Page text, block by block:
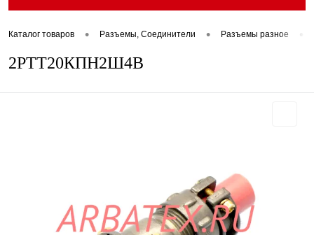
Каталог товаров • Разъемы, Соединители • Разъемы разное
2РТТ20КПН2Ш4В